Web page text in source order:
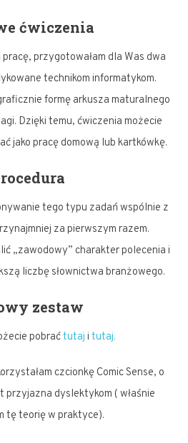
ćwiczenia
przygotowałam dla Was dwa
technikom informatykom.
formę arkusza maturalnego
Dzięki temu, ćwiczenia możecie
jako pracę domową lub kartkówkę.
tego typu zadań wspólnie z
za pierwszym razem.
„zawodowy” charakter polecenia i
liczbę słownictwa branżowego.
zestaw
pobraćtutaj i tutaj.
czcionkę Comic Sense, o
przyjazna dyslektykom ( właśnie
tę teorię w praktyce).